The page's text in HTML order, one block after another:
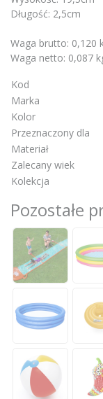
Długość: 2,5cm
Waga brutto: 0,120
Waga netto: 0,087
Kod
Marka
Kolor
Przeznaczony dla
Materiał
Zalecany wiek
Kolekcja
Pozostałe